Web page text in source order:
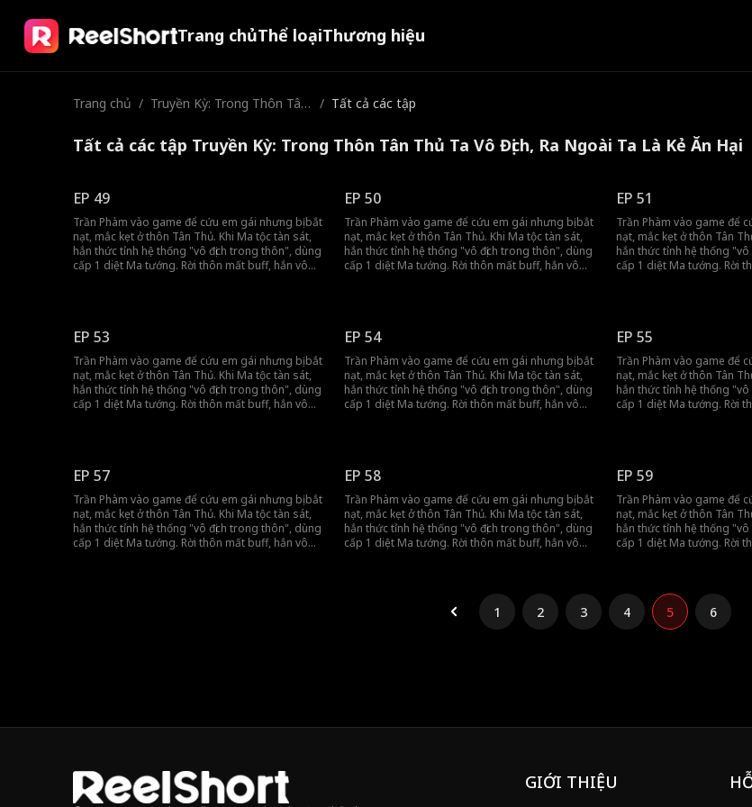
Trang chủThể loạiThương hiệu
Trang chủ / Truyền Kỳ: Trong Thôn Tân
a Là Kẻ Ăn Hại
/ Tất cả các tập
Tất cả các tập Truyền Kỳ: Trong Thôn Tân Thủ Ta Vô Địch, Ra Ngoài Ta Là Kẻ Ăn Hại
EP 49
Trần Phàm vào game để cứu em gái nhưng bị bắt
nạt, mắc kẹt ở thôn Tân Thủ. Khi Ma tộc tàn sát,
hắn thức tỉnh hệ thống "vô địch trong thôn", dùng
cấp 1 diệt Ma tướng. Rời thôn mất buff, hắn vô
EP 50
Trần Phàm vào game để cứu em gái nhưng bị bắt
nạt, mắc kẹt ở thôn Tân Thủ. Khi Ma tộc tàn sát,
hắn thức tỉnh hệ thống "vô địch trong thôn", dùng
cấp 1 diệt Ma tướng. Rời thôn mất buff, hắn vô
EP 51
Trần Phàm vào game để
nạt, mắc kẹt ở thôn Tân
hắn thức tỉnh hệ thống
cấp 1 diệt Ma tướng. Rời
EP 53
Trần Phàm vào game để cứu em gái nhưng bị bắt
nạt, mắc kẹt ở thôn Tân Thủ. Khi Ma tộc tàn sát,
hắn thức tỉnh hệ thống "vô địch trong thôn", dùng
cấp 1 diệt Ma tướng. Rời thôn mất buff, hắn vô
EP 54
Trần Phàm vào game để cứu em gái nhưng bị bắt
nạt, mắc kẹt ở thôn Tân Thủ. Khi Ma tộc tàn sát,
hắn thức tỉnh hệ thống "vô địch trong thôn", dùng
cấp 1 diệt Ma tướng. Rời thôn mất buff, hắn vô
EP 55
Trần Phàm vào game để
nạt, mắc kẹt ở thôn Tân
hắn thức tỉnh hệ thống
cấp 1 diệt Ma tướng. Rời
EP 57
Trần Phàm vào game để cứu em gái nhưng bị bắt
nạt, mắc kẹt ở thôn Tân Thủ. Khi Ma tộc tàn sát,
hắn thức tỉnh hệ thống "vô địch trong thôn", dùng
cấp 1 diệt Ma tướng. Rời thôn mất buff, hắn vô
EP 58
Trần Phàm vào game để cứu em gái nhưng bị bắt
nạt, mắc kẹt ở thôn Tân Thủ. Khi Ma tộc tàn sát,
hắn thức tỉnh hệ thống "vô địch trong thôn", dùng
cấp 1 diệt Ma tướng. Rời thôn mất buff, hắn vô
EP 59
Trần Phàm vào game để
nạt, mắc kẹt ở thôn Tân
hắn thức tỉnh hệ thống
cấp 1 diệt Ma tướng. Rời
1 2 3 4 5 6
GIỚI THIỆU